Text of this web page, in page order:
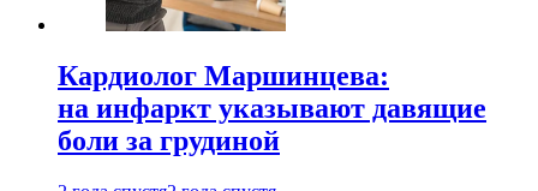
Кардиолог Маршинцева:
на инфаркт указывают давящие
боли за грудиной